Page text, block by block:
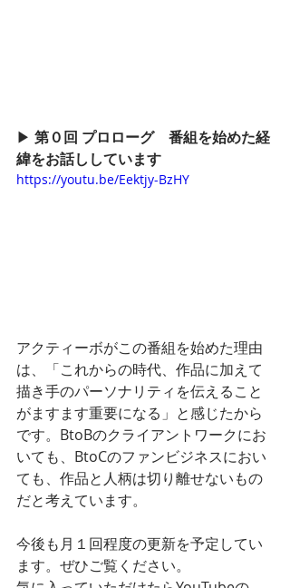
▶︎ 第０回 プロローグ　番組を始めた経
緯をお話ししています
https://youtu.be/Eektjy-BzHY
アクティーボがこの番組を始めた理由
は、「これからの時代、作品に加えて
描き手のパーソナリティを伝えること
がますます重要になる」と感じたから
です。BtoBのクライアントワークにお
いても、BtoCのファンビジネスにおい
ても、作品と人柄は切り離せないもの
だと考えています。
今後も月１回程度の更新を予定してい
ます。ぜひご覧ください。